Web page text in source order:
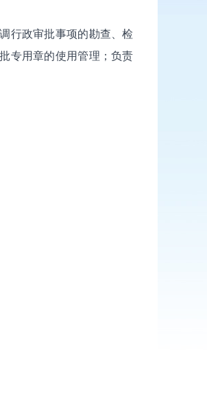
行政审批事项的勘查、检
专用章的使用管理；负责